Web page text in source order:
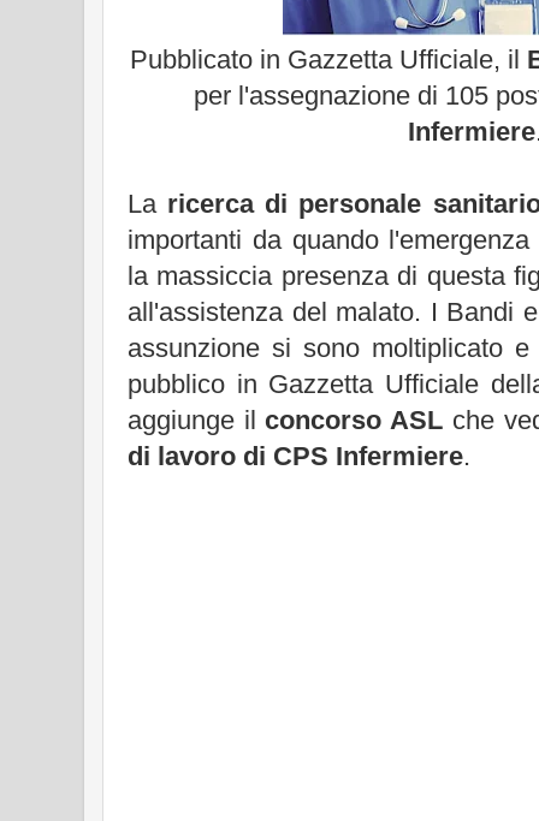
Pubblicato in Gazzetta Ufficiale, il
per l'assegnazione di 105
Infermiere
La ricerca di personale
importanti da quando
la massiccia presenza di questa
all'assistenza del malato. I Bandi
assunzione si sono moltiplicato
pubblico in Gazzetta Ufficiale
aggiunge il concorso ASL che
di lavoro di CPS Infermiere.